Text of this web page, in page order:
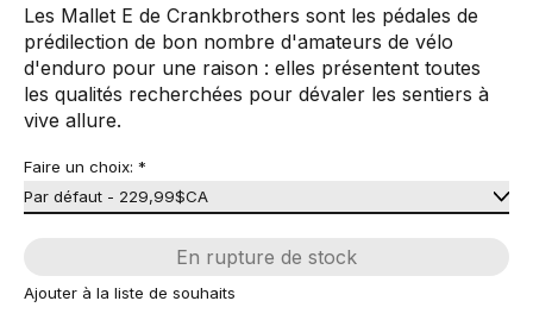
Les Mallet E de Crankbrothers sont les pédales de
prédilection de bon nombre d'amateurs de vélo
d'enduro pour une raison : elles présentent toutes
les qualités recherchées pour dévaler les sentiers à
vive allure.
Faire un choix: *
En rupture de stock
Ajouter à la liste de souhaits